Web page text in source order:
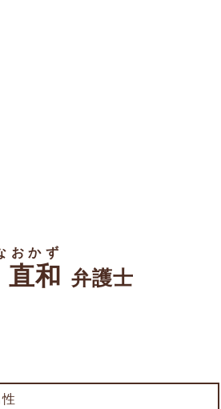
直和
おかず
弁護士